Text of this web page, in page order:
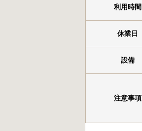
利用時間
休業日
設備
注意事項